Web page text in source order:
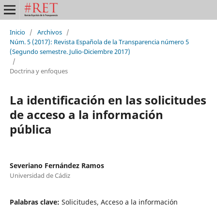
Inicio / Archivos /
Núm. 5 (2017): Revista Española de la Transparencia número 5
(Segundo semestre. Julio-Diciembre 2017)
/
Doctrina y enfoques
La identificación en las solicitudes
de acceso a la información
pública
Severiano Fernández Ramos
Universidad de Cádiz
Palabras clave: Solicitudes, Acceso a la información